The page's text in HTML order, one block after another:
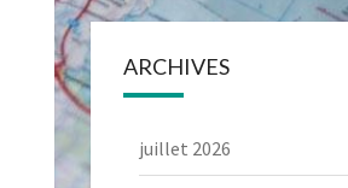
ARCHIVES
juillet 2026